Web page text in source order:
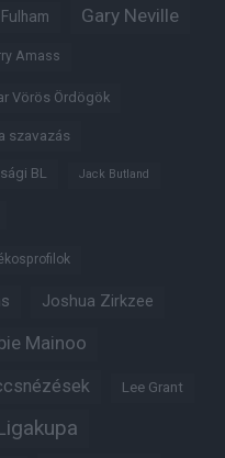
Fulham Gary Neville
Amass
Vörös Ördögök
szavazás
BL Jack Butland
Joshua Zirkzee
Mainoo
Lee Grant